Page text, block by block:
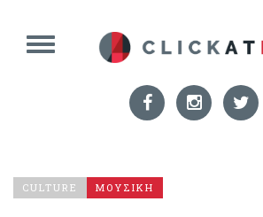
CULTURE ΜΟΥΣΙΚΗ